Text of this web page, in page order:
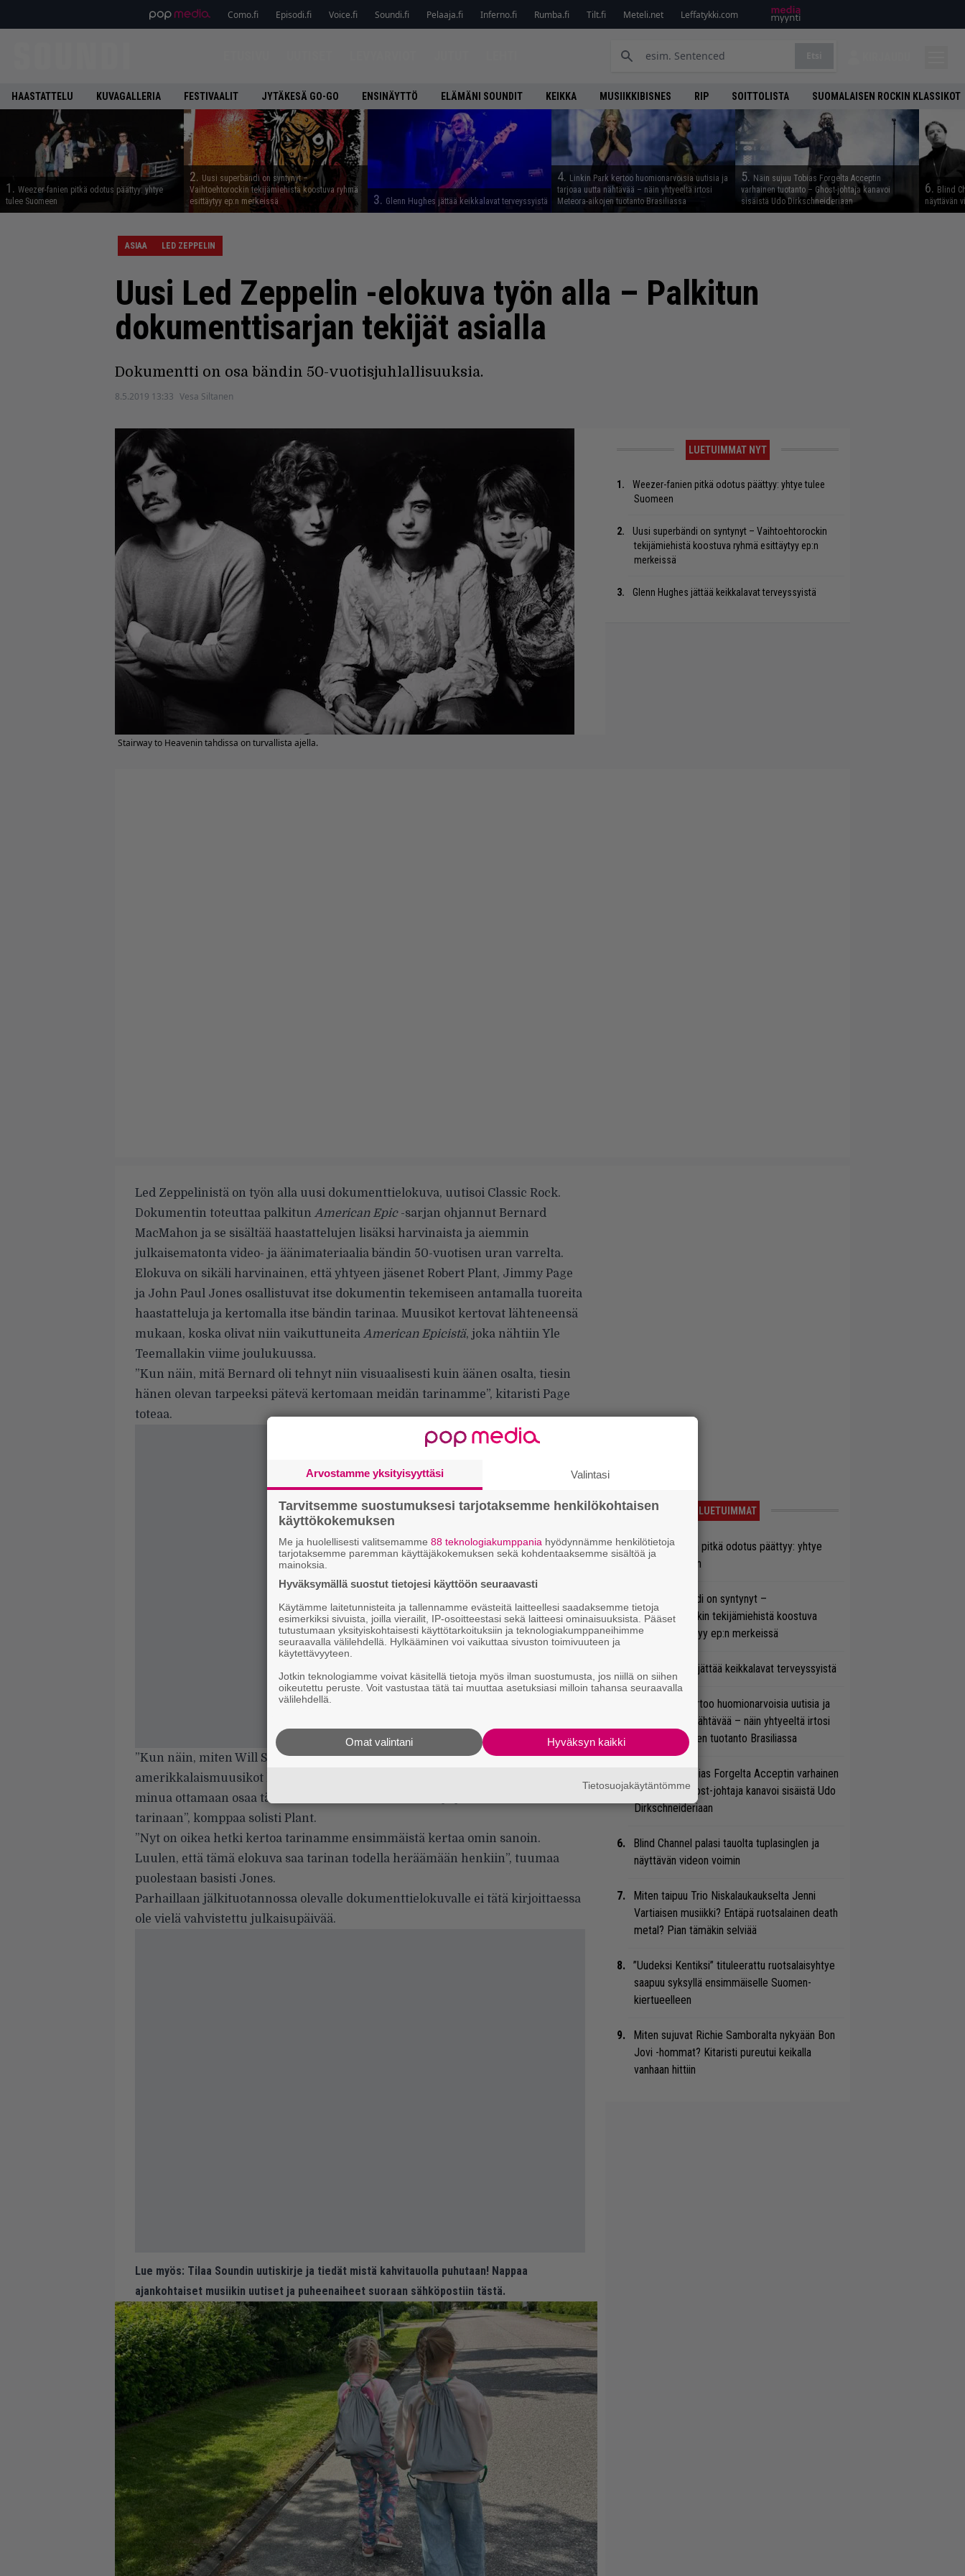
Como.fi Episodi.fi Voice.fi Soundi.fi Pelaaja.fi Inferno.fi Rumba.fi Tilt.fi Meteli.net Leffatykki.com
HAASTATTELU KUVAGALLERIA FESTIVAALIT JYTÄKESÄ GO-GO ENSINÄYTTÖ ELÄMÄNI SOUNDIT KEIKKA MUSIIKKIBISNES RIP SOITTOLISTA SUOMALAISEN ROCKIN KLASSIKOT
1. Weezer-fanien pitkä odotus päättyy: yhtye
tulee Suomeen
2. Uusi superbändi on syntynyt –
Vaihtoehtorockin tekijämiehistä koostuva ryhmä
esittäytyy ep:n merkeissä
3. Glenn Hughes jättää keikkalavat terveyssyistä
4. Linkin Park kertoo huomionarvoisia uutisia ja
tarjoaa uutta nähtävää – näin yhtyeeltä irtosi
Meteora-aikojen tuotanto Brasiliassa
5. Näin sujuu Tobias Forgelta Acceptin
varhainen tuotanto – Ghost-johtaja kanavoi
sisäistä Udo Dirkschneideriaan
6. Blind
näyttävän
ASIAA LED ZEPPELIN
Uusi Led Zeppelin -elokuva työn alla – Palkitun
dokumenttisarjan tekijät asialla
Dokumentti on osa bändin 50-vuotisjuhlallisuuksia.
8.5.2019 13:33 Vesa Siltanen
Stairway to Heavenin tahdissa on turvallista ajella.
LUETUIMMAT NYT
Weezer-fanien pitkä odotus päättyy: yhtye tulee
Suomeen
Uusi superbändi on syntynyt – Vaihtoehtorockin
tekijämiehistä koostuva ryhmä esittäytyy ep:n
merkeissä
Glenn Hughes jättää keikkalavat terveyssyistä
Led Zeppelinistä on työn alla uusi dokumenttielokuva, uutisoi Classic Rock.
Dokumentin toteuttaa palkitun American Epic-sarjan ohjannut Bernard
MacMahon ja se sisältää haastattelujen lisäksi harvinaista ja aiemmin
julkaisematonta video- ja äänimateriaalia bändin 50-vuotisen uran varrelta.
Elokuva on sikäli harvinainen, että yhtyeen jäsenet Robert Plant, Jimmy Page
ja John Paul Jones osallistuvat itse dokumentin tekemiseen antamalla tuoreita
haastatteluja ja kertomalla itse bändin tarinaa. Muusikot kertovat lähteneensä
mukaan, koska olivat niin vaikuttuneita American Epicistä, joka nähtiin Yle
Teemallakin viime joulukuussa.
”Kun näin, mitä Bernard oli tehnyt niin visuaalisesti kuin äänen osalta, tiesin
hänen olevan tarpeeksi pätevä kertomaan meidän tarinamme”, kitaristi Page
toteaa.
”Kun näin, miten Will Shade ja monet muut tärkeät varhaiset
amerikkalaismuusikot herätettiin henkiin
minua ottamaan osaa tähän todella mielenkiintoiseen ja jännittävään
tarinaan”, komppaa solisti Plant.
”Nyt on oikea hetki kertoa tarinamme ensimmäistä kertaa omin sanoin.
Luulen, että tämä elokuva saa tarinan todella heräämään henkiin”, tuumaa
puolestaan basisti Jones.
Parhaillaan jälkituotannossa olevalle dokumenttielokuvalle ei tätä kirjoittaessa
ole vielä vahvistettu julkaisupäivää.
Lue myös: Tilaa Soundin uutiskirje ja tiedät mistä kahvitauolla puhutaan! Nappaa
ajankohtaiset musiikin uutiset ja puheenaiheet suoraan sähköpostiin tästä.
LUETUIMMAT
Weezer-fanien pitkä odotus päättyy: yhtye
tulee Suomeen
Uusi superbändi on syntynyt –
Vaihtoehtorockin tekijämiehistä koostuva
ryhmä esittäytyy ep:n merkeissä
Glenn Hughes jättää keikkalavat terveyssyistä
Linkin Park kertoo huomionarvoisia uutisia ja
tarjoaa uutta nähtävää – näin yhtyeeltä irtosi
Meteora-aikojen tuotanto Brasiliassa
Näin sujuu Tobias Forgelta Acceptin varhainen
tuotanto – Ghost-johtaja kanavoi sisäistä Udo
Dirkschneideriaan
Blind Channel palasi tauolta tuplasinglen ja
näyttävän videon voimin
Miten taipuu Trio Niskalaukaukselta Jenni
Vartiaisen musiikki? Entäpä ruotsalainen death
metal? Pian tämäkin selviää
”Uudeksi Kentiksi” tituleerattu ruotsalaisyhtye
saapuu syksyllä ensimmäiselle Suomen-
kiertueelleen
Miten sujuvat Richie Samboralta nykyään Bon
Jovi -hommat? Kitaristi pureutui keikalla
vanhaan hittiin
Arvostamme yksityisyyttäsi Valintasi
Tarvitsemme suostumuksesi tarjotaksemme henkilökohtaisen
käyttökokemuksen
Me ja huolellisesti valitsemamme 88 teknologiakumppania hyödynnämme henkilötietoja
tarjotaksemme paremman käyttäjäkokemuksen sekä kohdentaaksemme sisältöä ja
mainoksia.
Hyväksymällä suostut tietojesi käyttöön seuraavasti
Käytämme laitetunnisteita ja tallennamme evästeitä laitteellesi saadaksemme tietoja
esimerkiksi sivuista, joilla vierailit, IP-osoitteestasi sekä laitteesi ominaisuuksista. Pääset
tutustumaan yksityiskohtaisesti käyttötarkoituksiin ja teknologiakumppaneihimme
seuraavalla välilehdellä. Hylkääminen voi vaikuttaa sivuston toimivuuteen ja
käytettävyyteen.
Jotkin teknologiamme voivat käsitellä tietoja myös ilman suostumusta, jos niillä on siihen
oikeutettu peruste. Voit vastustaa tätä tai muuttaa asetuksiasi milloin tahansa seuraavalla
välilehdellä.
Hyväksyn kaikki
Omat valintani
Tietosuojakäytäntömme